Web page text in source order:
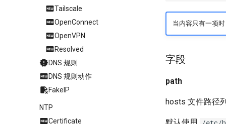
Tailscale
OpenConnect
OpenVPN
Resolved
DNS 规则
DNS 规则动作
FakeIP
NTP
Certificate
当内容只有一项
字段
path
hosts 文件路径